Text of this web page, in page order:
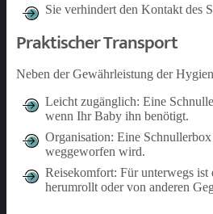
Sie verhindert den Kontakt des
Praktischer Transport
Neben der Gewährleistung der
Leicht zugänglich: Eine
wenn Ihr Baby ihn benötigt.
Organisation: Eine
weggeworfen wird.
Reisekomfort: Für unterwegs ist
herumrollt oder von anderen